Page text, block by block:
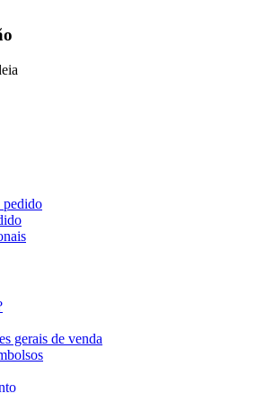
pedido
gerais de venda